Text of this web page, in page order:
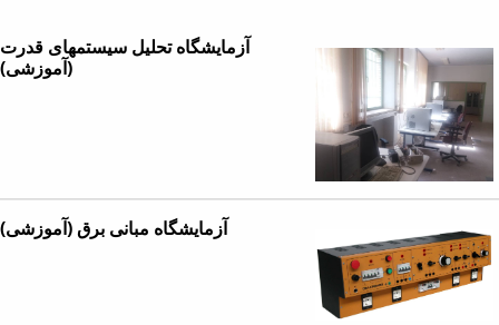
Dean
for
Postgraduate
آزمایشگاه تحلیل سیستمهای قدرت
(آموزشی)
آزمایشگاه مبانی برق (آموزشی)